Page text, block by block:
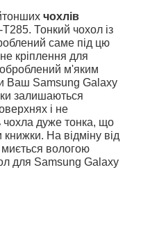
чохлів
Тонкий чохол із
саме під цю
кріплення для
м'яким
Ваш Samsung Galaxy
залишаються
і не
чохла дуже тонка, що
На відміну від
миється вологою
для Samsung Galaxy